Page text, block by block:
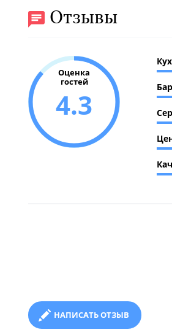
Отзывы
Оценка
гостей
4.3
Бар
НАПИСАТЬ ОТЗЫВ